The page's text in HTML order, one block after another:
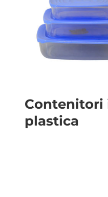
Contenitori
plastica